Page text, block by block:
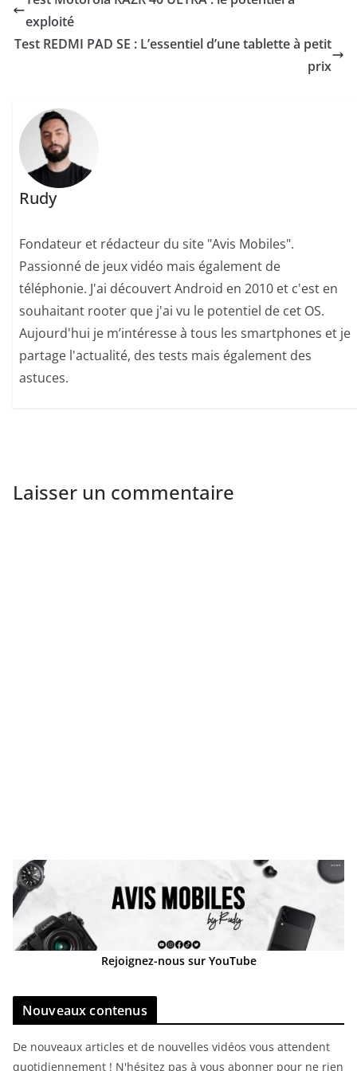
exploité
Test REDMI PAD SE : L’essentiel d’une tablette à petit
prix
Rudy
Fondateur et rédacteur du site "Avis Mobiles".
Passionné de jeux vidéo mais également de
téléphonie. J'ai découvert Android en 2010 et c'est en
souhaitant rooter que j'ai vu le potentiel de cet OS.
Aujourd'hui je m’intéresse à tous les smartphones et je
partage l'actualité, des tests mais également des
astuces.
Laisser un commentaire
Rejoignez-nous sur YouTube
Nouveaux contenus
De nouveaux articles et de nouvelles vidéos vous attendent
quotidiennement ! N'hésitez pas à vous abonner pour ne rien